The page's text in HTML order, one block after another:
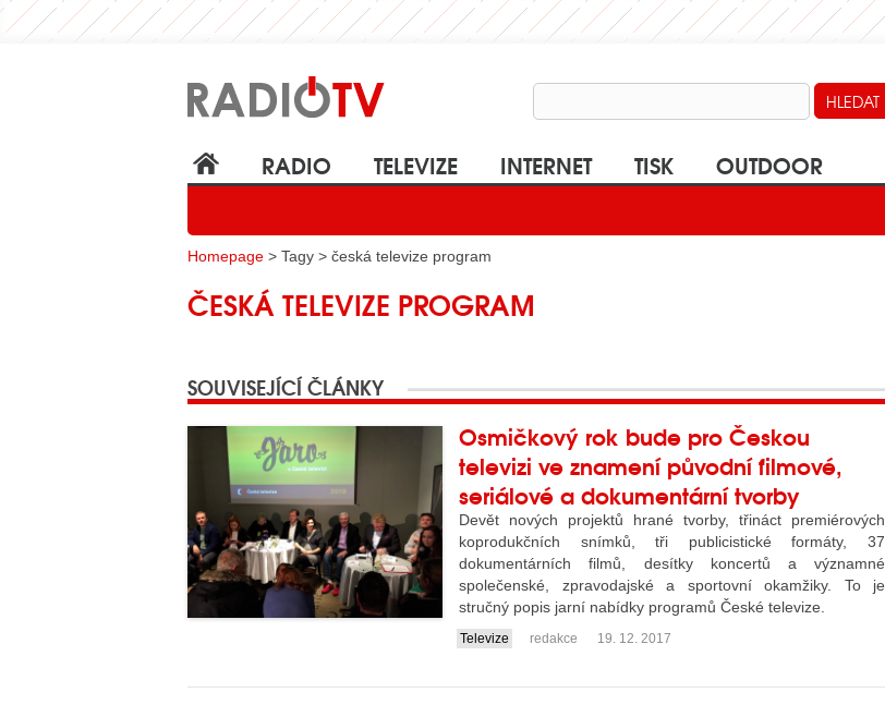
RADIO TELEVIZE INTERNET TISK OUTDOOR
Homepage > Tagy > česká televize program
ČESKÁ TELEVIZE PROGRAM
SOUVISEJÍCÍ ČLÁNKY
Osmičkový rok bude pro Českou
televizi ve znamení původní filmové,
seriálové a dokumentární tvorby
Devět nových projektů hrané tvorby, třináct premiérových
koprodukčních snímků, tři publicistické formáty, 37
dokumentárních filmů, desítky koncertů a významné
společenské, zpravodajské a sportovní okamžiky. To je
stručný popis jarní nabídky programů České televize.
....
Televize redakce 19. 12. 2017